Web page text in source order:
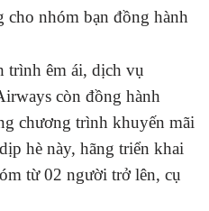
cho nhóm bạn đồng hành
trình êm ái, dịch vụ
còn đồng hành
chương trình khuyến mãi
hè này, hãng triển khai
từ 02 người trở lên, cụ